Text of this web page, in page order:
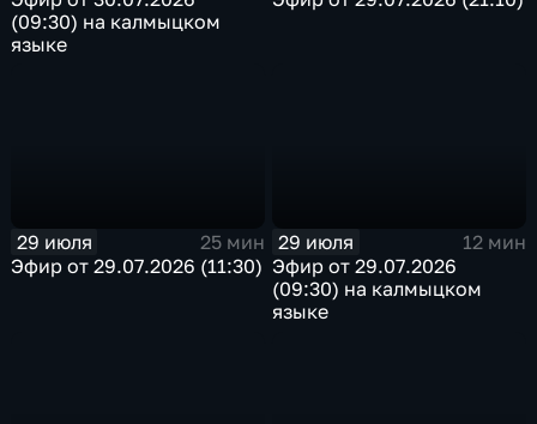
(09:30) на калмыцком
языке
29 июля
25 мин
Эфир от 29.07.2026 (11:30)
29 июля
12 мин
Эфир от 29.07.2026
(09:30) на калмыцком
языке